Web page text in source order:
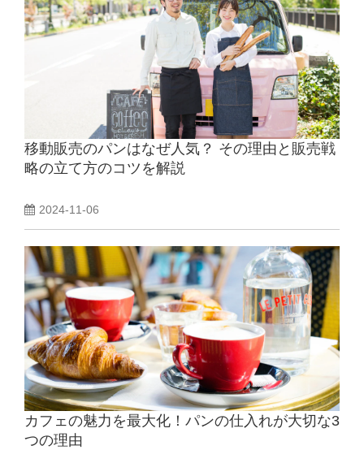
移動販売のパンはなぜ人気？ その理由と販売戦
略の立て方のコツを解説
2024-11-06
カフェの魅力を最大化！パンの仕入れが大切な3
つの理由